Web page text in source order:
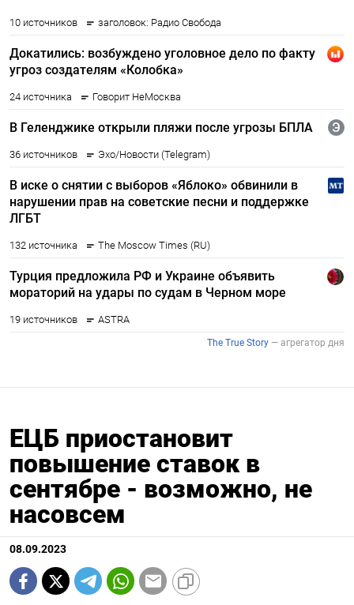
ЕЦБ приостановит
повышение ставок в
сентябре - возможно, не
насовсем
08.09.2023